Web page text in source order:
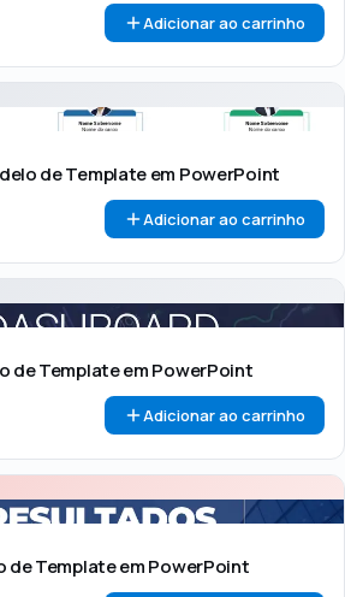
Adicionar ao carrinho
de Template em PowerPoint
Adicionar ao carrinho
de Template em PowerPoint
Adicionar ao carrinho
de Template em PowerPoint